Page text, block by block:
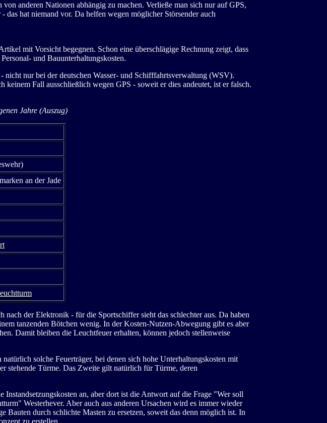
anderen Nationen abhängig zu machen. Verließe man sich nur auf GPS,
das hat niemand vor. Da helfen wegen möglicher Störsender auch
mit Vorsicht begegnen. Schon eine überschlägige Rechnung zeigt, dass
und Bauunterhaltungskosten.
nicht nur bei der deutschen Wasser- und Schifffahrtsverwaltung (WSV).
Fall ausschließlich wegen GPS - soweit er dies andeutet, ist er falsch.
Jahre (Auszug)
an der Jade
der Elektronik - für die Sportschiffer sieht das schlechter aus. Da haben
tanzenden Bötchen wenig. In der Kosten-Nutzen-Abwegung gibt es aber
Damit bleiben die Leuchtfeuer erhalten, können jedoch stellenweise
solche Feuerträger, bei denen sich hohe Unterhaltungskosten mit
stehende Türme. Das Zweite gilt natürlich für Türme, deren
an, aber dort ist die Antwort auf die Frage "Wer soll
Westerhever. Aber auch aus anderen Ursachen wird es immer wieder
durch schlichte Masten zu ersetzen, soweit das denn möglich ist. In